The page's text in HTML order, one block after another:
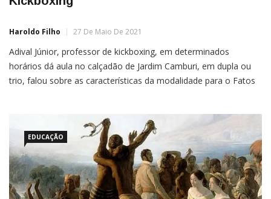
Haroldo Filho 27 De Maio De 2021
Adival Júnior, professor de kickboxing, em determinados
horários dá aula no calçadão de Jardim Camburi, em dupla ou
trio, falou sobre as características da modalidade para o Fatos
modalidade vem sendo difundida […]
EDUCAÇÃO